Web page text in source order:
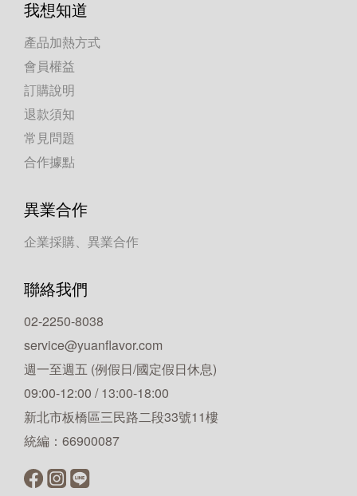
我想知道
產品加熱方式
會員權益
訂購說明
退款須知
常見問題
合作據點
異業合作
企業採購、異業合作
聯絡我們
02-2250-8038
service@yuanflavor.com
週一至週五 (例假日/國定假日休息)
09:00-12:00 / 13:00-18:00
新北市板橋區三民路二段33號11樓
統編：66900087